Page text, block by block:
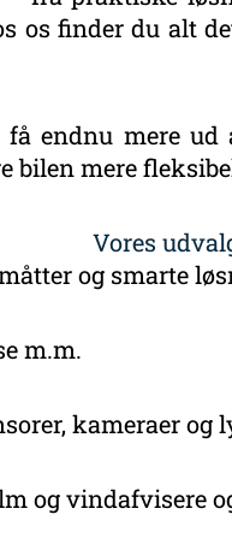
os finder du alt
endnu mere
bilen mere
Vores
og smarte
m.m.
kameraer og
og vindafvisere